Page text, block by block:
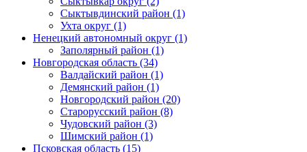
Сыктывдинский район (1)
Ухта округ (1)
Ненецкий автономный округ (1)
Заполярный район (1)
Новгородская область (34)
Валдайский район (1)
Демянский район (1)
Новгородский район (20)
Старорусский район (8)
Чудовский район (3)
Шимский район (1)
Псковская область (15)